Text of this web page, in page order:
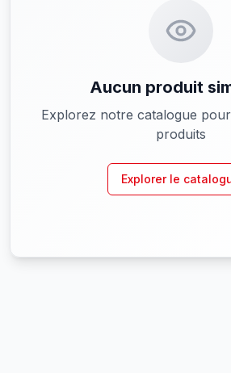
Aucun produit
Explorez notre catalogue
produits
Explorer le